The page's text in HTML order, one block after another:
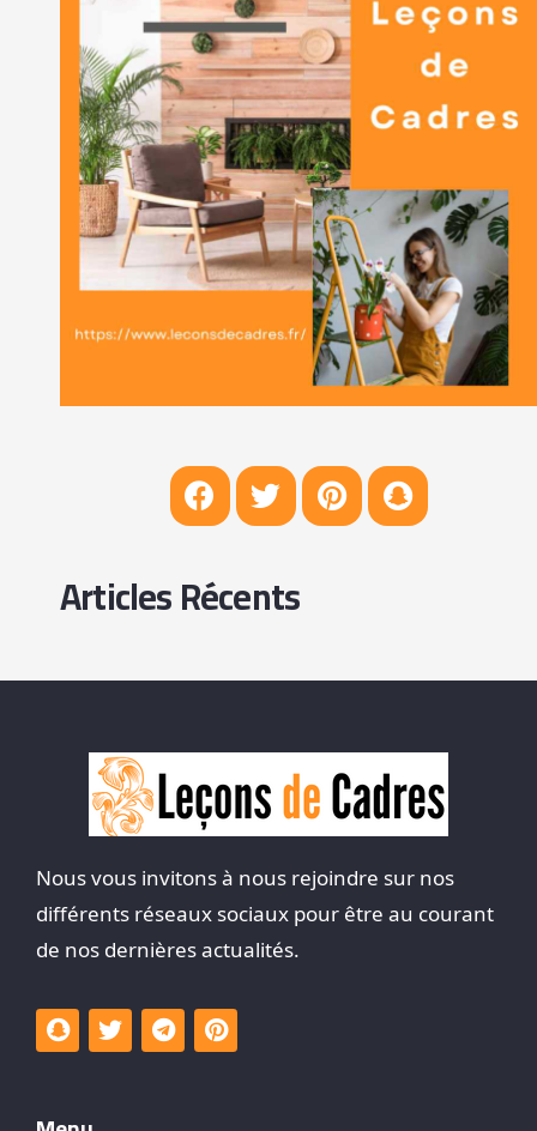
Articles Récents
Nous vous invitons à nous rejoindre sur nos
différents réseaux sociaux pour être au courant
de nos dernières actualités.